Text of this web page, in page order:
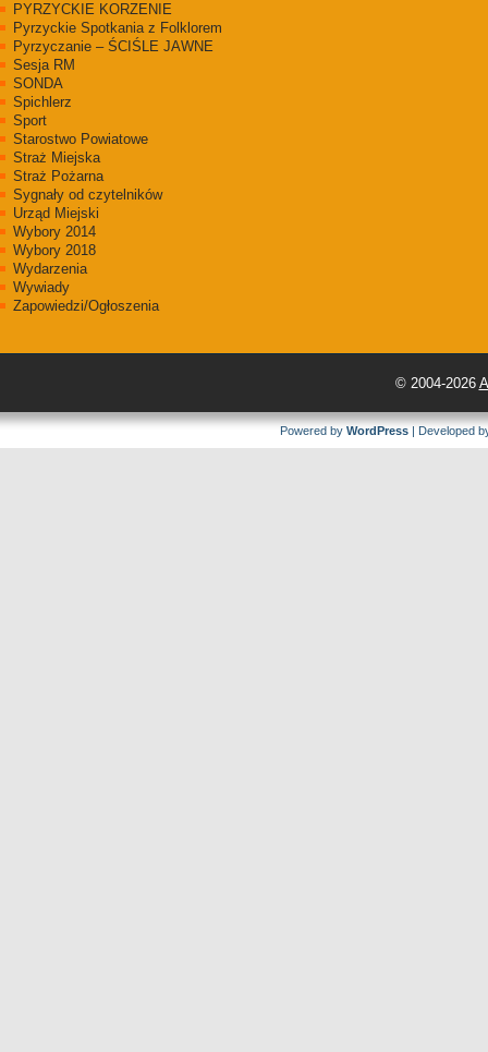
PYRZYCKIE KORZENIE
Pyrzyckie Spotkania z Folklorem
Pyrzyczanie – ŚCIŚLE JAWNE
Sesja RM
SONDA
Spichlerz
Sport
Starostwo Powiatowe
Straż Miejska
Straż Pożarna
Sygnały od czytelników
Urząd Miejski
Wybory 2014
Wybory 2018
Wydarzenia
Wywiady
Zapowiedzi/Ogłoszenia
© 2004-2026
Powered by WordPress | Developed